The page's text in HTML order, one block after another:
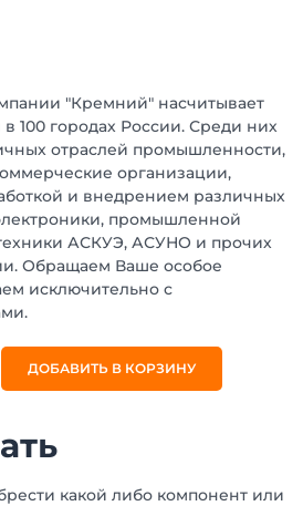
"Кремний" насчитывает
100 городах России. Среди них
отраслей промышленности,
организации,
и внедрением различных
промышленной
АСКУЭ, АСУНО и прочих
Обращаем Ваше особое
исключительно с
ДОБАВИТЬ В КОРЗИНУ
какой либо компонент или